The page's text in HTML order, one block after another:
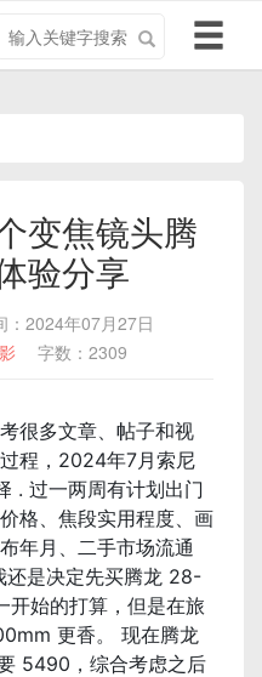
导
航
切
变焦镜头腾
验分享
：2024年07月27日
字数：2309
很多文章、帖子和视
程，2024年7月索尼
. 过一两周有计划出门
格、焦段实用程度、画
年月、二手市场流通
还是决定先买腾龙 28-
始的打算，但是在旅
更香。 现在腾龙
5490，综合考虑之后